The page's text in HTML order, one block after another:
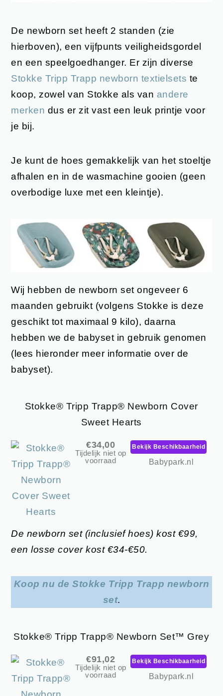
De newborn set heeft 2 standen (zie
hierboven), een vijfpunts veiligheidsgordel
en een speelgoedhanger. Er zijn diverse
Stokke Tripp Trapp newborn textielsets te
koop, zowel van Stokke als van andere
merken dus er zit vast een leuk printje voor
je bij.
Je kunt de hoes gemakkelijk van het stoeltje
afhalen en in de wasmachine gooien (geen
overbodige luxe met een kleintje).
Wij hebben de newborn set ongeveer 6
maanden gebruikt (volgens Stokke is deze
geschikt tot maximaal 9 kilo), daarna
hebben we de babyset in gebruik genomen
(lees hieronder meer informatie over de
babyset).
Stokke® Tripp Trapp® Newborn Cover
Sweet Hearts
€34,00
Tijdelijk niet op
voorraad
Bekijk Beschikbaarheid
Babypark.nl
De newborn set (inclusief hoes) kost €99,
een losse cover kost €34-€50.
Koop nu de Stokke Tripp Trapp newborn
set.
Stokke® Tripp Trapp® Newborn Set™ Grey
€91,02
Tijdelijk niet op
voorraad
Bekijk Beschikbaarheid
Babypark.nl